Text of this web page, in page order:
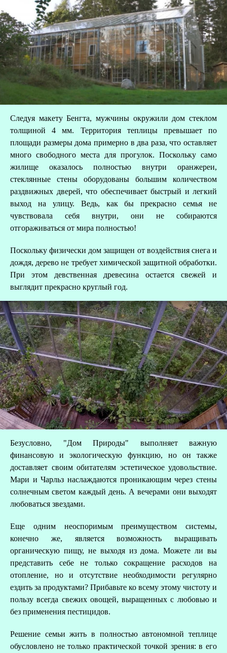
Следуя макету Бенгта, мужчины окружили дом стеклом
толщиной 4 мм. Территория теплицы превышает по
площади размеры дома примерно в два раза, что оставляет
много свободного места для прогулок. Поскольку само
жилище оказалось полностью внутри оранжереи,
стеклянные стены оборудованы большим количеством
раздвижных дверей, что обеспечивает быстрый и легкий
выход на улицу. Ведь, как бы прекрасно семья не
чувствовала себя внутри, они не собираются
отгораживаться от мира полностью!
Поскольку физически дом защищен от воздействия снега и
дождя, дерево не требует химической защитной обработки.
При этом девственная древесина остается свежей и
выглядит прекрасно круглый год.
Безусловно, "Дом Природы" выполняет важную
финансовую и экологическую функцию, но он также
доставляет своим обитателям эстетическое удовольствие.
Мари и Чарльз наслаждаются проникающим через стены
солнечным светом каждый день. А вечерами они выходят
любоваться звездами.
Еще одним неоспоримым преимуществом системы,
конечно же, является возможность выращивать
органическую пищу, не выходя из дома. Можете ли вы
представить себе не только сокращение расходов на
отопление, но и отсутствие необходимости регулярно
ездить за продуктами? Прибавьте ко всему этому чистоту и
пользу всегда свежих овощей, выращенных с любовью и
без применения пестицидов.
Решение семьи жить в полностью автономной теплице
обусловлено не только практической точкой зрения: в его